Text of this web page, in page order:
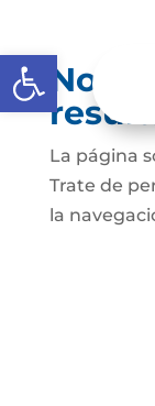
Abrir barra de
No
La página
Trate de
la